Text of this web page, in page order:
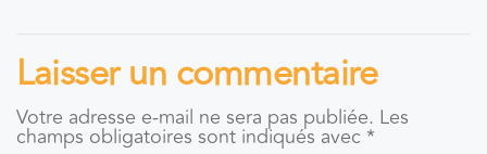
Laisser un commentaire
Votre adresse e-mail ne sera pas publiée. Les
champs obligatoires sont indiqués avec *